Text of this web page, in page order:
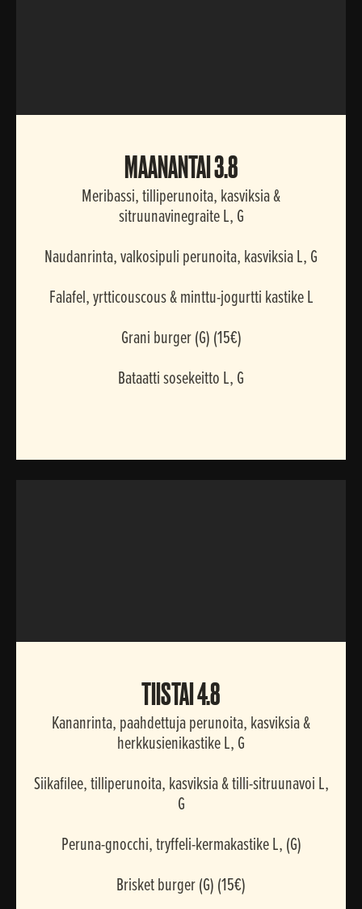
MAANANTAIMAANANTAI 3.8
Meribassi, tilliperunoita, kasviksia &
sitruunavinegraite L, G
Naudanrinta, valkosipuli perunoita, kasviksia L, G
Falafel, yrtticouscous & minttu-jogurtti kastike L
Grani burger (G) (15€)
Bataatti sosekeitto L, G
TIISTAI 4.8
Kananrinta, paahdettuja perunoita, kasviksia &
herkkusienikastike L, G
Siikafilee, tilliperunoita, kasviksia & tilli-sitruunavoi L,
G
Peruna-gnocchi, tryffeli-kermakastike L, (G)
Brisket burger (G) (15€)